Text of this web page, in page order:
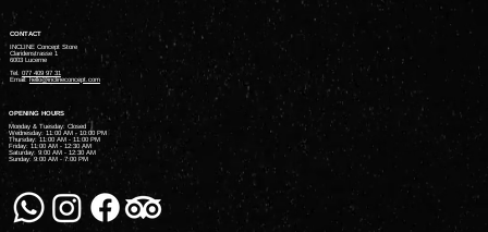
CONTACT
INCLINE Concept Store
Claridenstrasse 1
6003 Lucerne
Tel. 077 409 97 31
Email:
hello@inclineconcept.com
OPENING HOURS
Monday & Tuesday: Closed
Wednesday: 11:00 AM - 10:00 PM
Thursday: 11:00 AM - 11:00 PM
Friday: 11:00 AM - 12:30 AM
Saturday: 9:00 AM - 12:30 AM
Sunday: 9:00 AM - 7:00 PM